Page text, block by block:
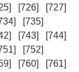
[726]
[727]
[735]
[743]
[744]
[752]
[760]
[761]